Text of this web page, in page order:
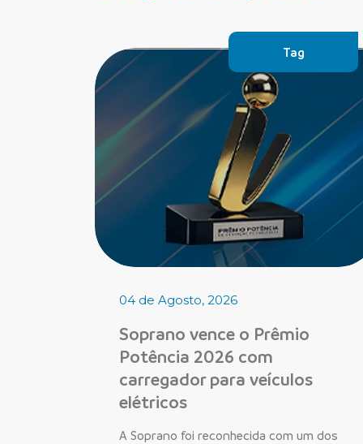
Tag
04 de Agosto, 2026
Soprano vence o Prêmio
Potência 2026 com
carregador para veículos
elétricos
A Soprano foi reconhecida com um dos